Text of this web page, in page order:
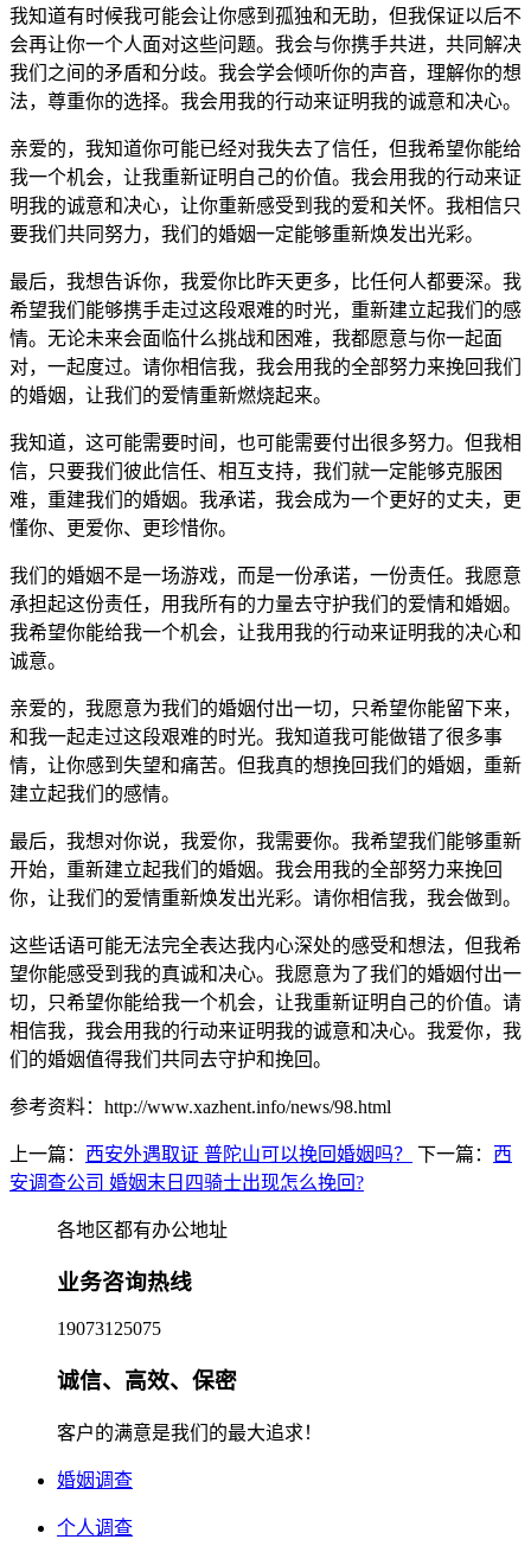
我知道有时候我可能会让你感到孤独和无助，但我保证以后不
会再让你一个人面对这些问题。我会与你携手共进，共同解决
我们之间的矛盾和分歧。我会学会倾听你的声音，理解你的想
法，尊重你的选择。我会用我的行动来证明我的诚意和决心。
亲爱的，我知道你可能已经对我失去了信任，但我希望你能给
我一个机会，让我重新证明自己的价值。我会用我的行动来证
明我的诚意和决心，让你重新感受到我的爱和关怀。我相信只
要我们共同努力，我们的婚姻一定能够重新焕发出光彩。
最后，我想告诉你，我爱你比昨天更多，比任何人都要深。我
希望我们能够携手走过这段艰难的时光，重新建立起我们的感
情。无论未来会面临什么挑战和困难，我都愿意与你一起面
对，一起度过。请你相信我，我会用我的全部努力来挽回我们
的婚姻，让我们的爱情重新燃烧起来。
我知道，这可能需要时间，也可能需要付出很多努力。但我相
信，只要我们彼此信任、相互支持，我们就一定能够克服困
难，重建我们的婚姻。我承诺，我会成为一个更好的丈夫，更
懂你、更爱你、更珍惜你。
我们的婚姻不是一场游戏，而是一份承诺，一份责任。我愿意
承担起这份责任，用我所有的力量去守护我们的爱情和婚姻。
我希望你能给我一个机会，让我用我的行动来证明我的决心和
诚意。
亲爱的，我愿意为我们的婚姻付出一切，只希望你能留下来，
和我一起走过这段艰难的时光。我知道我可能做错了很多事
情，让你感到失望和痛苦。但我真的想挽回我们的婚姻，重新
建立起我们的感情。
最后，我想对你说，我爱你，我需要你。我希望我们能够重新
开始，重新建立起我们的婚姻。我会用我的全部努力来挽回
你，让我们的爱情重新焕发出光彩。请你相信我，我会做到。
这些话语可能无法完全表达我内心深处的感受和想法，但我希
望你能感受到我的真诚和决心。我愿意为了我们的婚姻付出一
切，只希望你能给我一个机会，让我重新证明自己的价值。请
相信我，我会用我的行动来证明我的诚意和决心。我爱你，我
们的婚姻值得我们共同去守护和挽回。
参考资料：http://www.xazhent.info/news/98.html
上一篇： 西安外遇取证 普陀山可以挽回婚姻吗？ 下一篇： 西
安调查公司 婚姻末日四骑士出现怎么挽回?
各地区都有办公地址
业务咨询热线
19073125075
诚信、高效、保密
客户的满意是我们的最大追求！
婚姻调查
个人调查